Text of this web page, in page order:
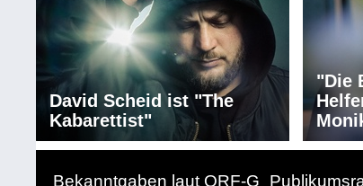
Album: Ernst
Titel: Strones
(Medienmanufaktur Wien,
I: Thomas Andreas Beck
Länge: 03:30 min
Label: B0BF2YP486
Komponist/Komponistin:
David Scheid ist "The
Kabarettist"
"Die
Bekanntgaben laut ORF-G